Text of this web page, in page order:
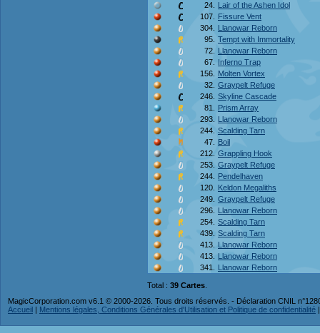
24.
Lair of the Ashen Idol
107.
Fissure Vent
304.
Llanowar Reborn
95. Tempt with Immortality
72.
Llanowar Reborn
67.
Inferno Trap
156.
Molten Vortex
32. Graypelt Refuge
246. Skyline Cascade
81.
Prism Array
293.
Llanowar Reborn
244. Scalding Tarn
47.
Boil
212. Grappling Hook
253. Graypelt Refuge
244.
Pendelhaven
120.
Keldon Megaliths
249. Graypelt Refuge
296.
Llanowar Reborn
254. Scalding Tarn
439. Scalding Tarn
413. Llanowar Reborn
413. Llanowar Reborn
341.
Llanowar Reborn
Total : 39 Cartes
MagicCorporation.com v6.1 © 2000-2026. Tous droits réservés. - Déclaration CNIL
Accueil | Mentions légales, Conditions Générales d'Utilisation et Politique de confidentialité